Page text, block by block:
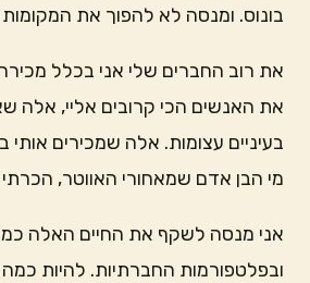
בונוס. ומנסה לא להפוך את
את רוב החברים שלי אני בכלל
את האנשים הכי קרובים אליי, אלה
בעיניים עצומות. אלה שמכירים
מי הבן אדם שמאחורי האווטר,
אני מנסה לשקף את החיים האלה
ובפלטפורמות החברתיות. להיות כמה